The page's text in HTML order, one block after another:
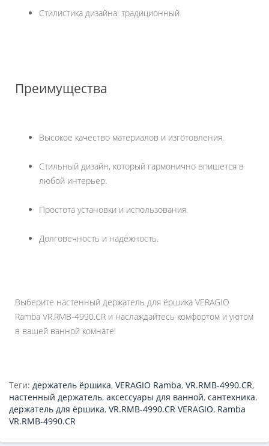
Стилистика дизайна: традиционный
Преимущества
Высокое качество материалов и изготовления.
Стильный дизайн, который гармонично впишется в
любой интерьер.
Простота установки и использования.
Долговечность и надёжность.
Выберите настенный держатель для ёршика VERAGIO
Ramba VR.RMB-4990.CR и наслаждайтесь комфортом и уютом
в вашей ванной комнате!
Теги: держатель ёршика, VERAGIO Ramba, VR.RMB-4990.CR,
настенный держатель, аксессуары для ванной, сантехника,
держатель для ёршика, VR.RMB-4990.CR VERAGIO, Ramba
VR.RMB-4990.CR